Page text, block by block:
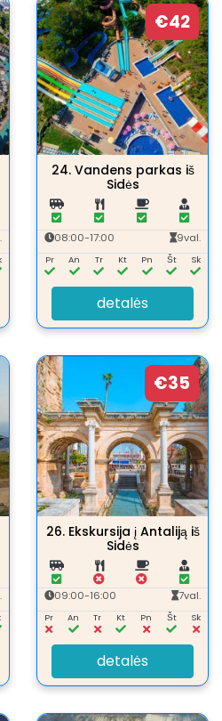
€42
24. Vandens parkas iš
Sidės
08:00-17:00 9val.
Pr An Tr Kt Pn Št Sk
detalės
€35
26. Ekskursija į Antaliją iš
Sidės
09:00-16:00 7val.
Pr An Tr Kt Pn Št Sk
detalės